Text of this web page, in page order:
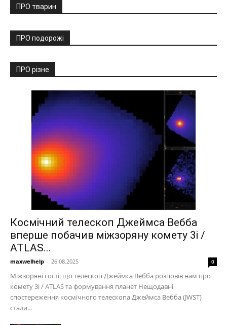
ПРО тварин
ПРО подорожі
ПРО різне
Космічний телескоп Джеймса Вебба
вперше побачив міжзоряну комету 3i /
ATLAS...
maxwelhelp - 26.08.2025 0
Міжзоряні гості: що телескоп Джеймса Вебба розповів нам про
комету 3i / ATLAS та формування планет Нещодавні
спостереження космічного телескопа Джеймса Вебба (JWST)
стали...